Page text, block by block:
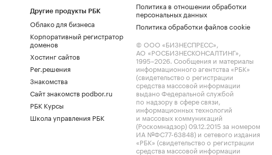
Другие продукты РБК
Облако для бизнеса
Корпоративный регистратор
доменов
Хостинг сайтов
Рег.решения
Знакомства
Сайт знакомств podbor.ru
РБК Курсы
Школа управления РБК
Политика в отношении обработки
персональных данных
Политика обработки файлов cookie
© ООО «БИЗНЕСПРЕСС»,
АО «РОСБИЗНЕСКОНСАЛТИНГ»,
1995–2026. Сообщения и материалы
информационного агентства «РБК»
(свидетельство о регистрации
средства массовой информации
выдано Федеральной службой
по надзору в сфере связи,
информационных технологий
и массовых коммуникаций
(Роскомнадзор) 09.12.2015 за номером
ИА №ФС77-63848) и сетевого издания
«РБК» (свидетельство о регистрации
средства массовой информации